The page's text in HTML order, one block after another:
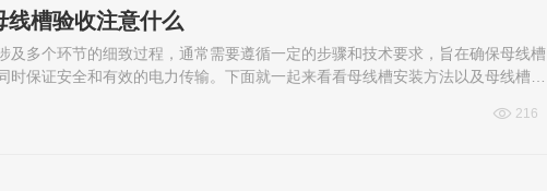
槽验收注意什么
及多个环节的细致过程，通常需要遵循一定的步骤和技术要求，旨在确保母线槽
时保证安全和有效的电力传输。下面就一起来看看母线槽安装方法以及母线槽验
216